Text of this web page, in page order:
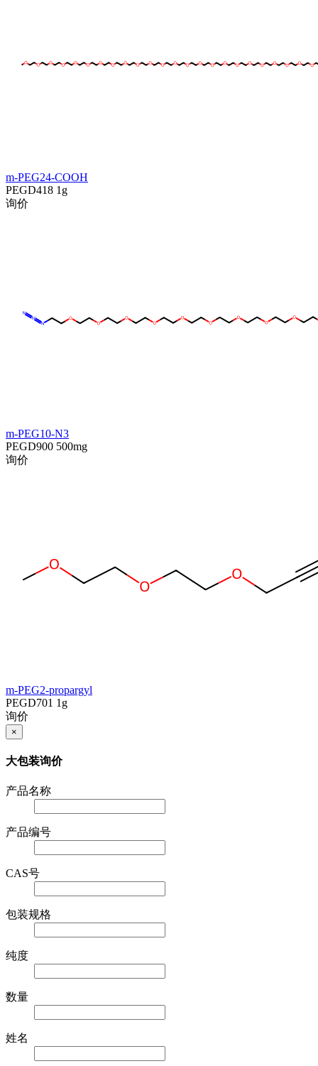
m-PEG24-COOH
PEGD418 1g
询价
m-PEG10-N3
PEGD900 500mg
询价
m-PEG2-propargyl
PEGD701 1g
询价
×
大包装询价
产品名称
产品编号
CAS号
包装规格
纯度
数量
姓名